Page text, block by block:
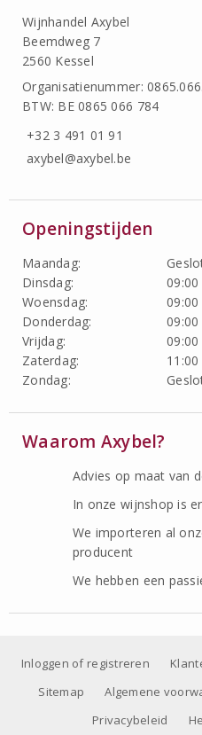
Wijnhandel Axybel
Beemdweg 7
2560 Kessel
Organisatienummer:
BTW: BE 0865 066 784
+32 3 491 01 91
axybel@axybel.be
Openingstijden
Maandag:
Dinsdag:
Woensdag:
Donderdag:
Vrijdag:
Zaterdag:
Zondag:
Waarom Axybel?
Advies op maat van
In onze wijnshop is
We importeren al
producent
We hebben een
Inloggen of registreren
Sitemap
Algemene
Privacybeleid